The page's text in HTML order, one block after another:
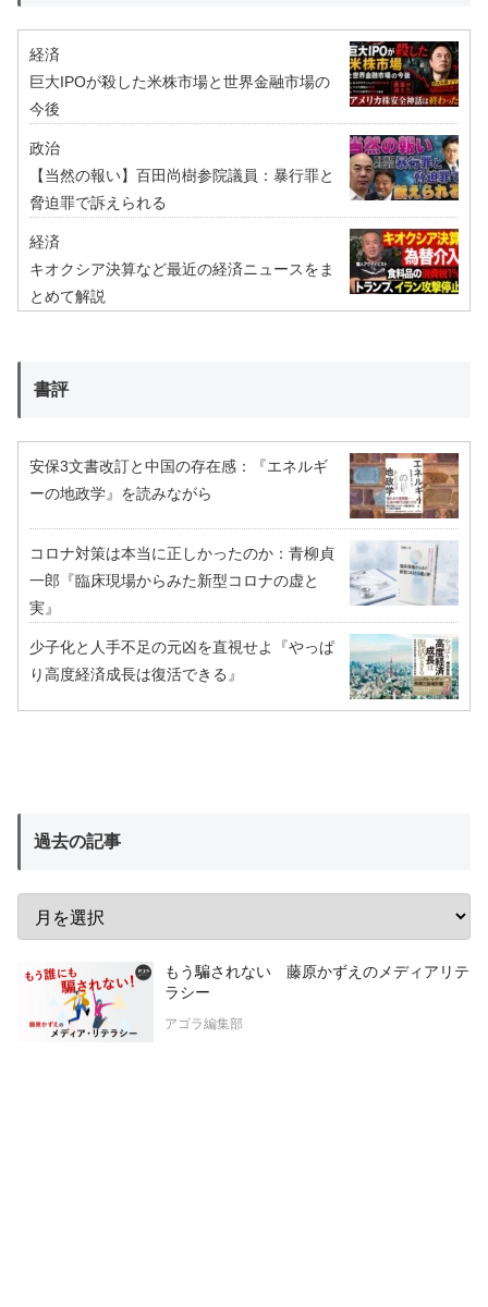
経済
巨大IPOが殺した米株市場と世界金融市場の
今後
政治
【当然の報い】百田尚樹参院議員：暴行罪と
脅迫罪で訴えられる
経済
キオクシア決算など最近の経済ニュースをま
とめて解説
書評
安保3文書改訂と中国の存在感：『エネルギ
ーの地政学』を読みながら
コロナ対策は本当に正しかったのか：青柳貞
一郎『臨床現場からみた新型コロナの虚と
実』
少子化と人手不足の元凶を直視せよ『やっぱ
り高度経済成長は復活できる』
過去の記事
もう騙されない 藤原かずえのメディアリテ
ラシー
アゴラ編集部